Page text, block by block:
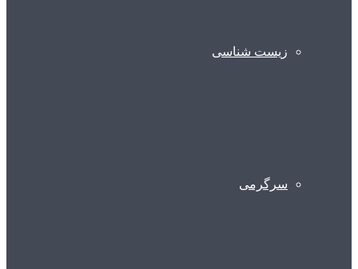
زیست شناسی
سرگرمی